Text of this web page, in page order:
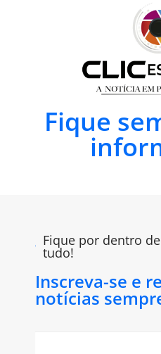
Fique
Fique por dentro de
tudo!
Inscreva-se e
notícias